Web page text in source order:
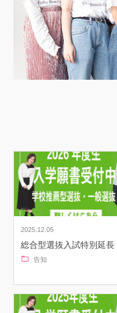
2025.12.05
総合型選抜入試特別延長
告知